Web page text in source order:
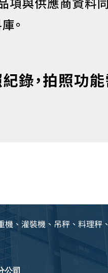
、灌裝機、吊秤、料理秤、
公司